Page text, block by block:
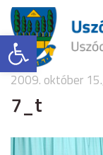
Eszköztár
2009. október
7_t